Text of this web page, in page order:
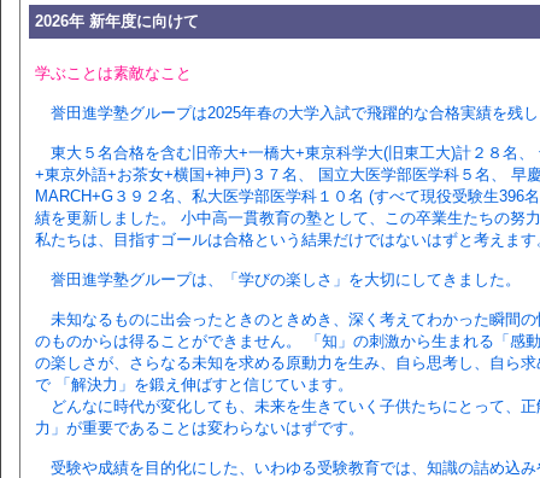
2026年 新年度に向けて
学ぶことは素敵なこと
誉田進学塾グループは2025年春の大学入試で飛躍的な合格実績を残
東大５名合格を含む旧帝大+一橋大+東京科学大(旧東工大)計２８名
+東京外語+お茶女+横国+神戸)３７名、 国立大医学部医学科５名、 早
MARCH+G３９２名、私大医学部医学科１０名 (すべて現役受験生396
績を更新しました。 小中高一貫教育の塾として、この卒業生たちの努
私たちは、目指すゴールは合格という結果だけではないはずと考えます
誉田進学塾グループは、「学びの楽しさ」を大切にしてきました。
未知なるものに出会ったときのときめき、深く考えてわかった瞬間
のものからは得ることができません。 「知」の刺激から生まれる「感
の楽しさが、さらなる未知を求める原動力を生み、自ら思考し、自ら
で 「解決力」を鍛え伸ばすと信じています。
どんなに時代が変化しても、未来を生きていく子供たちにとって、
力」が重要であることは変わらないはずです。
受験や成績を目的化にした、いわゆる受験教育では、知識の詰め込